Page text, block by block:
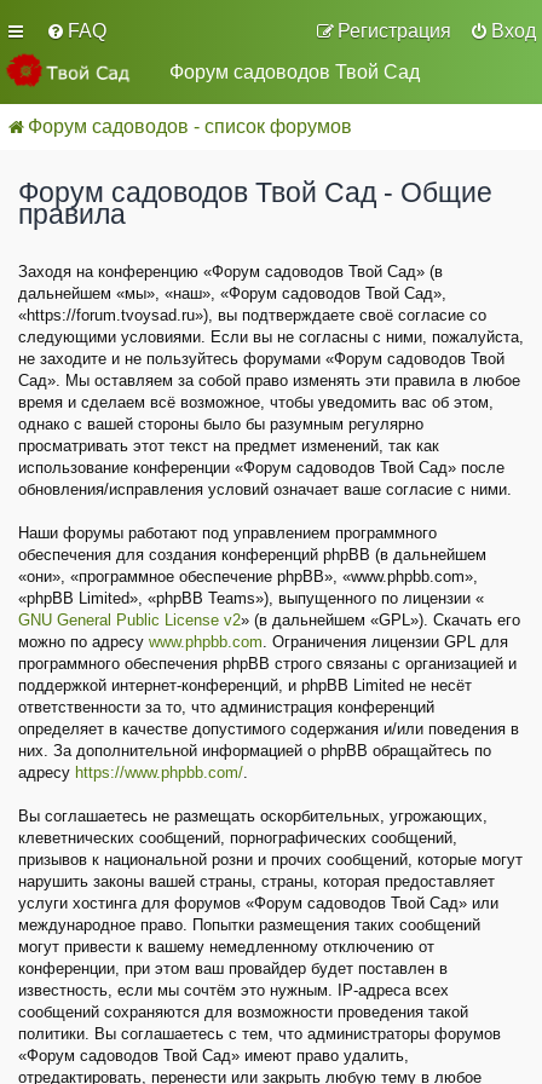
FAQ Вход
Регистрация
Форум садоводов Твой Сад
Форум садоводов - список форумов
Форум садоводов Твой Сад - Общие
правила
Заходя на конференцию «Форум садоводов Твой Сад» (в
дальнейшем «мы», «наш», «Форум садоводов Твой Сад»,
«https://forum.tvoysad.ru»), вы подтверждаете своё согласие со
следующими условиями. Если вы не согласны с ними, пожалуйста,
не заходите и не пользуйтесь форумами «Форум садоводов Твой
Сад». Мы оставляем за собой право изменять эти правила в любое
время и сделаем всё возможное, чтобы уведомить вас об этом,
однако с вашей стороны было бы разумным регулярно
просматривать этот текст на предмет изменений, так как
использование конференции «Форум садоводов Твой Сад» после
обновления/исправления условий означает ваше согласие с ними.
Наши форумы работают под управлением программного
обеспечения для создания конференций phpBB (в дальнейшем
«они», «программное обеспечение phpBB», «www.phpbb.com»,
«phpBB Limited», «phpBB Teams»), выпущенного по лицензии «
GNU General Public License v2» (в дальнейшем «GPL»). Скачать его
можно по адресу www.phpbb.com. Ограничения лицензии GPL для
программного обеспечения phpBB строго связаны с организацией и
поддержкой интернет-конференций, и phpBB Limited не несёт
ответственности за то, что администрация конференций
определяет в качестве допустимого содержания и/или поведения в
них. За дополнительной информацией о phpBB обращайтесь по
адресу https://www.phpbb.com/.
Вы соглашаетесь не размещать оскорбительных, угрожающих,
клеветнических сообщений, порнографических сообщений,
призывов к национальной розни и прочих сообщений, которые могут
нарушить законы вашей страны, страны, которая предоставляет
услуги хостинга для форумов «Форум садоводов Твой Сад» или
международное право. Попытки размещения таких сообщений
могут привести к вашему немедленному отключению от
конференции, при этом ваш провайдер будет поставлен в
известность, если мы сочтём это нужным. IP-адреса всех
сообщений сохраняются для возможности проведения такой
политики. Вы соглашаетесь с тем, что администраторы форумов
«Форум садоводов Твой Сад» имеют право удалить,
отредактировать, перенести или закрыть любую тему в любое